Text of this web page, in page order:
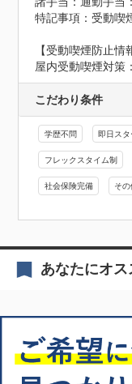
特記事項：受動喫
【受動喫煙防止情
屋内受動喫煙対策
こだわり条件
学歴不問 即日スタ
フレックスタイム制
社会保険完備 そ
あなたにオス